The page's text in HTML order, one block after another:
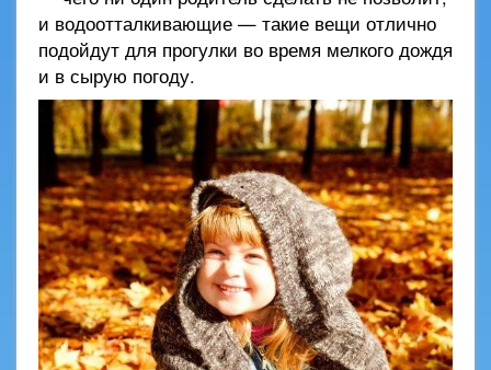
и водоотталкивающие — такие вещи отлично
подойдут для прогулки во время мелкого дождя
и в сырую погоду.